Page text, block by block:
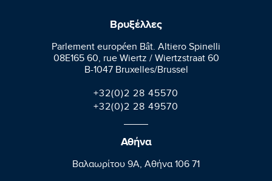
Βρυξέλλες
Parlement européen Bât. Altiero Spinelli
08E165 60, rue Wiertz / Wiertzstraat 60
B-1047 Bruxelles/Brussel
+32(0)2 28 45570
+32(0)2 28 49570
Αθήνα
Βαλαωρίτου 9A, Aθήνα 106 71